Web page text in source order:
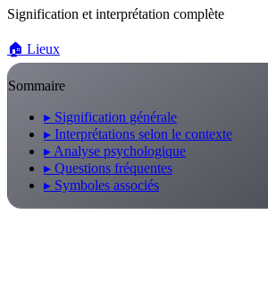
Signification et interprétation complète
🏠 Lieux
Sommaire
▸ Signification générale
▸ Interprétations selon le contexte
▸ Analyse psychologique
▸ Questions fréquentes
▸ Symboles associés